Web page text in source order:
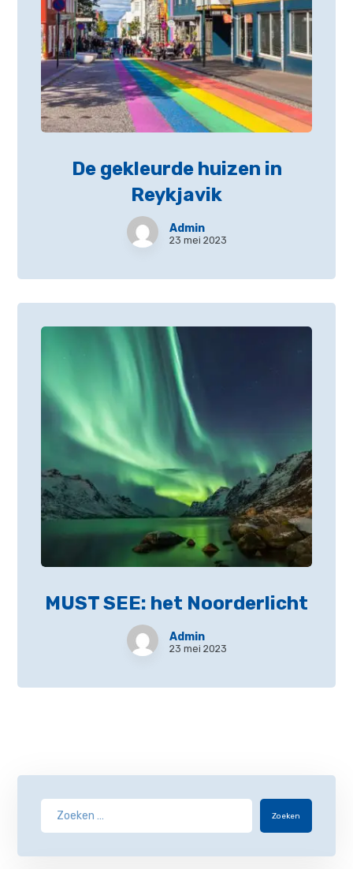
De gekleurde huizen in
Reykjavik
Admin
23 mei 2023
MUST SEE: het Noorderlicht
Admin
23 mei 2023
Zoeken